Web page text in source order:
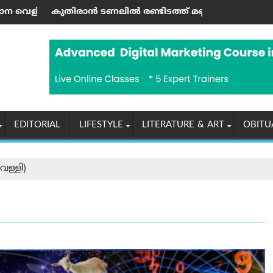
എഐഎംഐഎം കൗൺസിലർ അറസ്റ്റിൽ
ടണലിൽ രണ്ടിടത്ത് മണ്ണിടിച്ചിൽ; കനത്ത മഴ ആശങ്ക
EDITORIAL LIFESTYLE LITERATURE & ART